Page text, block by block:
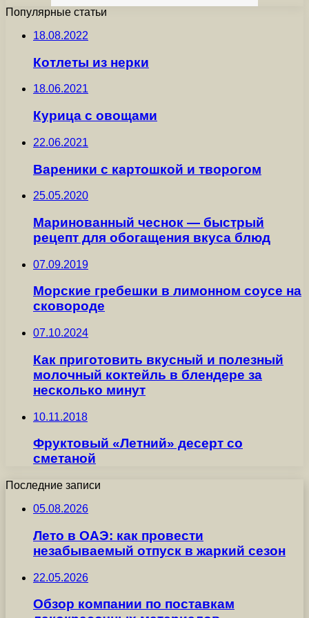
Популярные статьи
18.08.2022
Котлеты из нерки
18.06.2021
Курица с овощами
22.06.2021
Вареники с картошкой и творогом
25.05.2020
Маринованный чеснок — быстрый
рецепт для обогащения вкуса блюд
07.09.2019
Морские гребешки в лимонном соусе на
сковороде
07.10.2024
Как приготовить вкусный и полезный
молочный коктейль в блендере за
несколько минут
10.11.2018
Фруктовый «Летний» десерт со
сметаной
Последние записи
05.08.2026
Лето в ОАЭ: как провести
незабываемый отпуск в жаркий сезон
22.05.2026
Обзор компании по поставкам